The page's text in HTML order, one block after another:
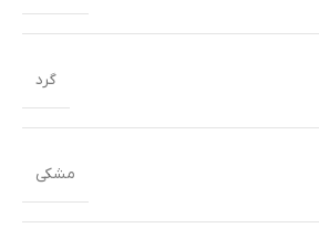
گرد
مشکی